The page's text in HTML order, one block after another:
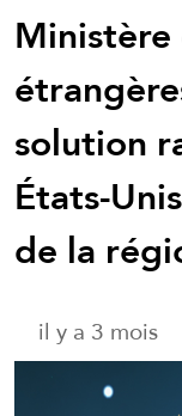
solution
États-
de la
il y a 3 mois